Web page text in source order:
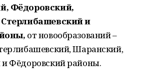
Фёдоровский,
и
от новообразований –
Шаранский,
Фёдоровский районы.